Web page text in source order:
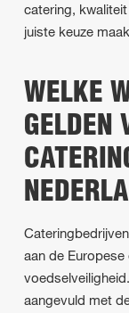
catering,
juiste keuze
WELKE
GELDEN
aan de
aangevuld met